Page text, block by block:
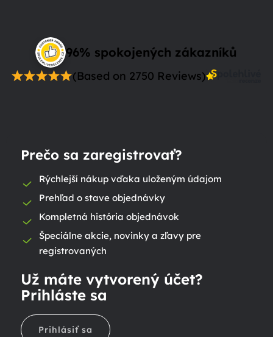
96% spokojených zákazníků
(Based on 2750 Reviews)
Prečo sa zaregistrovať?
Rýchlejší nákup vďaka uloženým údajom
Prehľad o stave objednávky
Kompletná história objednávok
Špeciálne akcie, novinky a zľavy pre
registrovaných
Už máte vytvorený účet?
Prihláste sa
Prihlásiť sa